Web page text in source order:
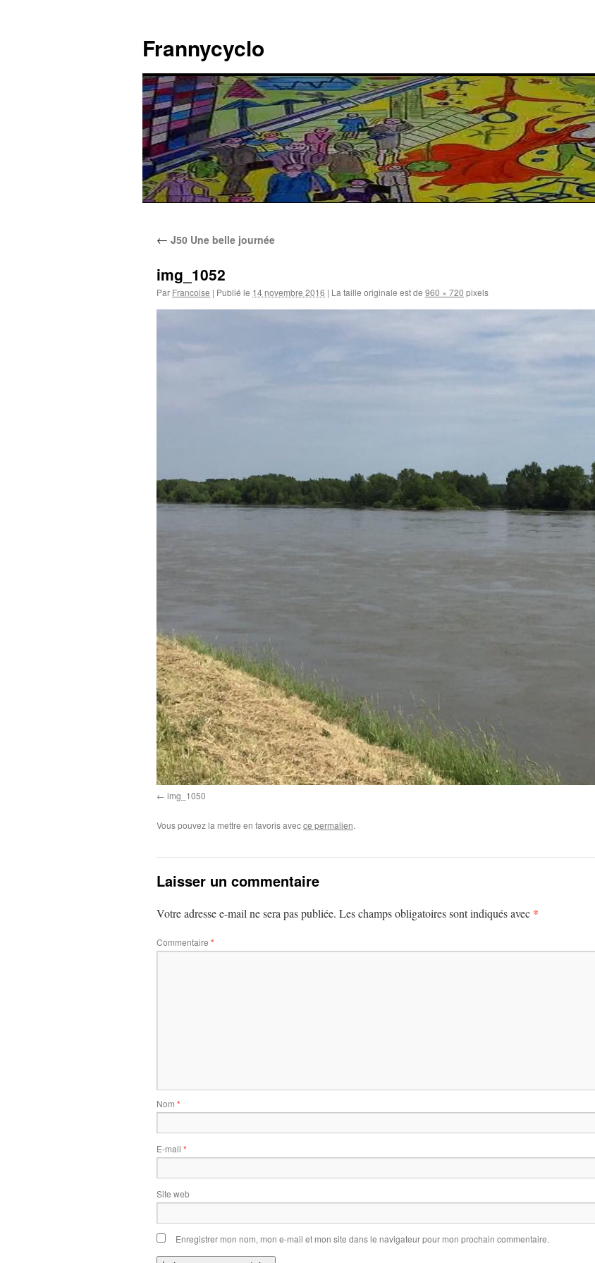
contenu
Frannycyclo
← J50 Une belle journée
img_1052
Par Francoise | Publié le 14 novembre 2016 | La taille originale est de 960 × 720 pixels
img_1050
Vous pouvez la mettre en favoris avecce permalien.
Laisser un commentaire
Votre adresse e-mail ne sera pas publiée. Les champs obligatoires sont indiqués avec *
Commentaire *
Nom *
E-mail *
Site web
Enregistrer mon nom, mon e-mail et mon site dans le navigateur pour mon prochain commentaire.